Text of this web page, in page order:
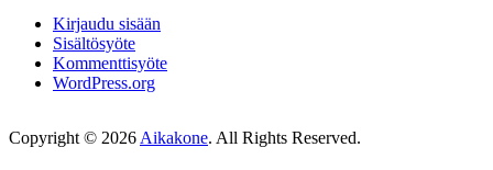
Kirjaudu sisään
Sisältösyöte
Kommenttisyöte
WordPress.org
Copyright © 2026 Aikakone. All Rights Reserved.